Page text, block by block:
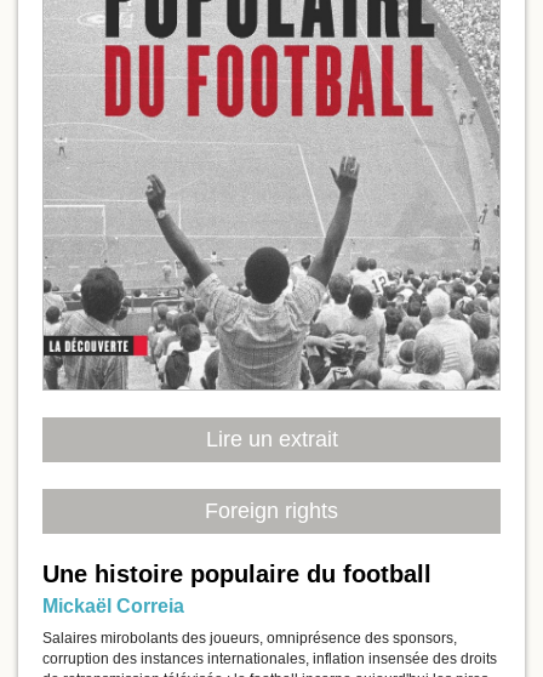
Lire un extrait
Foreign rights
Une histoire populaire du football
Mickaël Correia
Salaires mirobolants des joueurs, omniprésence des sponsors,
corruption des instances internationales, inflation insensée des droits